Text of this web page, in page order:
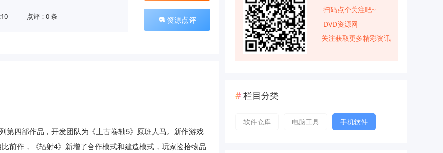
点评：0 条 资源点评
第四部作品，开发团队为《上古卷轴5》原班人马。新作游戏
前作，《辐射4》新增了合作模式和建造模式，玩家捡拾物品
扫码点个关注吧~
DVD资源网
关注获取更多精彩资讯
栏目分类
软件仓库 电脑工具 手机软件